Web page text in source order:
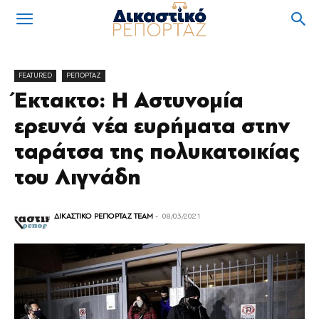
FEATURED ΡΕΠΟΡΤΑΖ
Έκτακτο: Η Αστυνομία
ερευνά νέα ευρήματα στην
ταράτσα της πολυκατοικίας
του Λιγνάδη
ΔΙΚΑΣΤΙΚΟ ΡΕΠΟΡΤΑΖ TEAM - 08/03/2021